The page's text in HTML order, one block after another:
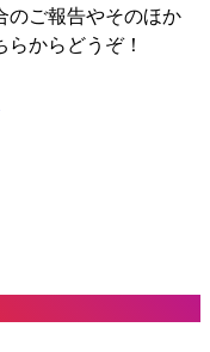
のご報告やそのほか
からどうぞ！